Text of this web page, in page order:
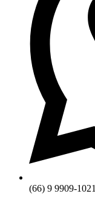
(66) 9 9909-1021